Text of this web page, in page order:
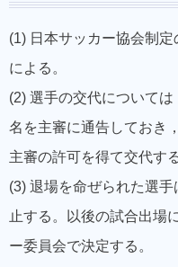
(1) 日本サッカー協会制定
による。
(2) 選手の交代について
名を主審に通告しておき
主審の許可を得て交代す
(3) 退場を命ぜられた選
止する。以後の試合出場
ー委員会で決定する。